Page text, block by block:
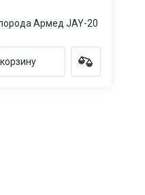
Армед JAY-20